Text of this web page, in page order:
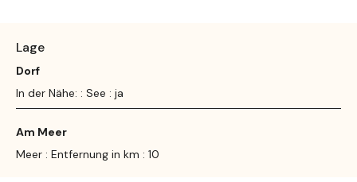
Lage
Dorf
In der Nähe: : See : ja
Am Meer
Meer : Entfernung in km : 10